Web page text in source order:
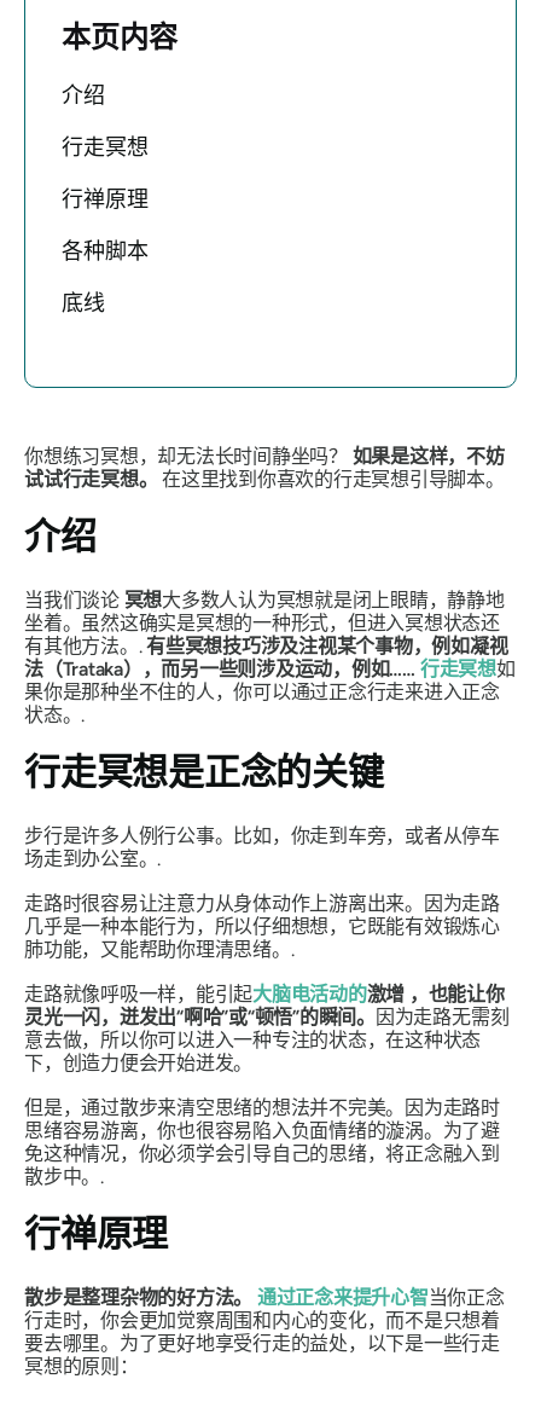
本页内容
介绍
行走冥想
行禅原理
各种脚本
底线
你想练习冥想，却无法长时间静坐吗？ 如果是这样，不妨
试试行走冥想。
在这里找到你喜欢的行走冥想引导脚本。
介绍
当我们谈论 冥想大多数人认为冥想就是闭上眼睛，静静地
坐着。虽然这确实是冥想的一种形式，但进入冥想状态还
有其他方法。.有些冥想技巧涉及注视某个事物，例如凝视
法（Trataka），而另一些则涉及运动，例如…… 行走冥想如
果你是那种坐不住的人，你可以通过正念行走来进入正念
状态。.
行走冥想是正念的关键
步行是许多人例行公事。比如，你走到车旁，或者从停车
场走到办公室。.
走路时很容易让注意力从身体动作上游离出来。因为走路
几乎是一种本能行为，所以仔细想想，它既能有效锻炼心
肺功能，又能帮助你理清思绪。.
走路就像呼吸一样，能引起大脑电活动的激增 ，也能让你
灵光一闪，迸发出“啊哈”或“顿悟”的瞬间。 因为走路无需刻
意去做，所以你可以进入一种专注的状态，在这种状态
下，创造力便会开始迸发。
但是，通过散步来清空思绪的想法并不完美。因为走路时
思绪容易游离，你也很容易陷入负面情绪的漩涡。为了避
免这种情况，你必须学会​​引导自己的思绪，将正念融入到
散步中。.
行禅原理
散步是整理杂物的好方法。 通过正念来提升心智当你正念
行走时，你会更加觉察周围和内心的变化，而不是只想着
要去哪里。为了更好地享受行走的益处，以下是一些行走
冥想的原则：